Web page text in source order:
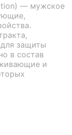
— мужское
защиты
в состав
и